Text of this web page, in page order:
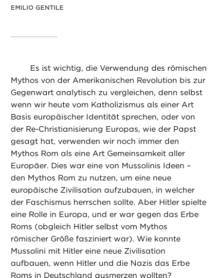
EMILIO GENTILE
Es ist wichtig, die Verwendung des römischen
Mythos von der Amerikanischen Revolution bis zur
Gegenwart analytisch zu vergleichen, denn selbst
wenn wir heute vom Katholizismus als einer Art
Basis europäischer Identität sprechen, oder von
der Re-Christianisierung Europas, wie der Papst
gesagt hat, verwenden wir noch immer den
Mythos Rom als eine Art Gemeinsamkeit aller
Europäer. Dies war eine von Mussolinis Ideen –
den Mythos Rom zu nutzen, um eine neue
europäische Zivilisation aufzubauen, in welcher
der Faschismus herrschen sollte. Aber Hitler spielte
eine Rolle in Europa, und er war gegen das Erbe
Roms (obgleich Hitler selbst vom Mythos
römischer Größe fasziniert war). Wie konnte
Mussolini mit Hitler eine neue Zivilisation
aufbauen, wenn Hitler und die Nazis das Erbe
Roms in Deutschland ausmerzen wollten?